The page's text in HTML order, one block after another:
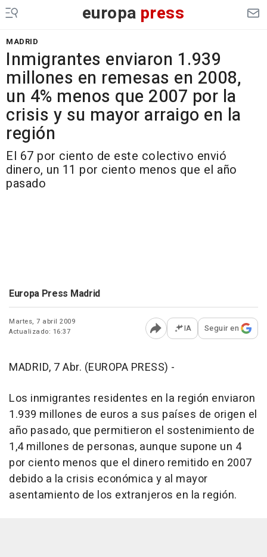
europa press
MADRID
Inmigrantes enviaron 1.939
millones en remesas en 2008,
un 4% menos que 2007 por la
crisis y su mayor arraigo en la
región
El 67 por ciento de este colectivo envió
dinero, un 11 por ciento menos que el año
pasado
Europa Press Madrid
Martes, 7 abril 2009
Actualizado: 16:37
Abrir opciones para
IA Seguir en
MADRID, 7 Abr. (EUROPA PRESS) -
Los inmigrantes residentes en la región enviaron
1.939 millones de euros a sus países de origen el
año pasado, que permitieron el sostenimiento de
1,4 millones de personas, aunque supone un 4
por ciento menos que el dinero remitido en 2007
debido a la crisis económica y al mayor
asentamiento de los extranjeros en la región.